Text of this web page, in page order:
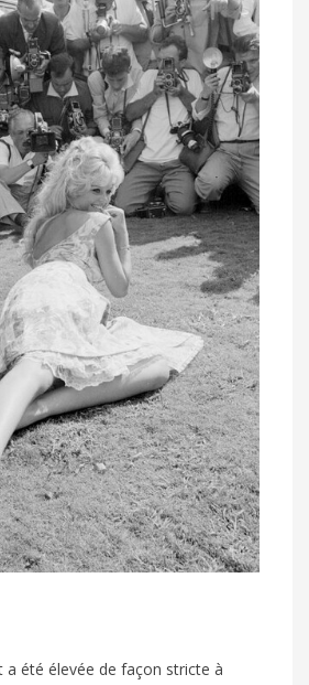
a été élevée de façon stricte à